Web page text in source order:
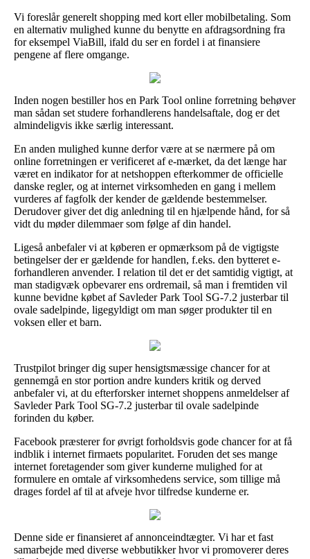
Vi foreslår generelt shopping med kort eller mobilbetaling. Som
en alternativ mulighed kunne du benytte en afdragsordning fra
for eksempel ViaBill, ifald du ser en fordel i at finansiere
pengene af flere omgange.
Inden nogen bestiller hos en Park Tool online forretning behøver
man sådan set studere forhandlerens handelsaftale, dog er det
almindeligvis ikke særlig interessant.
En anden mulighed kunne derfor være at se nærmere på om
online forretningen er verificeret af e-mærket, da det længe har
været en indikator for at netshoppen efterkommer de officielle
danske regler, og at internet virksomheden en gang i mellem
vurderes af fagfolk der kender de gældende bestemmelser.
Derudover giver det dig anledning til en hjælpende hånd, for så
vidt du møder dilemmaer som følge af din handel.
Ligeså anbefaler vi at køberen er opmærksom på de vigtigste
betingelser der er gældende for handlen, f.eks. den bytteret e-
forhandleren anvender. I relation til det er det samtidig vigtigt, at
man stadigvæk opbevarer ens ordremail, så man i fremtiden vil
kunne bevidne købet af Savleder Park Tool SG-7.2 justerbar til
ovale sadelpinde, ligegyldigt om man søger produkter til en
voksen eller et barn.
Trustpilot bringer dig super hensigtsmæssige chancer for at
gennemgå en stor portion andre kunders kritik og derved
anbefaler vi, at du efterforsker internet shoppens anmeldelser af
Savleder Park Tool SG-7.2 justerbar til ovale sadelpinde
forinden du køber.
Facebook præsterer for øvrigt forholdsvis gode chancer for at få
indblik i internet firmaets popularitet. Foruden det ses mange
internet foretagender som giver kunderne mulighed for at
formulere en omtale af virksomhedens service, som tillige må
drages fordel af til at afveje hvor tilfredse kunderne er.
Denne side er finansieret af annonceindtægter. Vi har et fast
samarbejde med diverse webbutikker hvor vi promoverer deres